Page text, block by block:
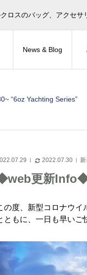
ロスのバッグ、アクセサ
News & Blog
“6oz Yachting Series”
2022.07.30
更新
の度、新型コロナウ
ともに、一日も早いご